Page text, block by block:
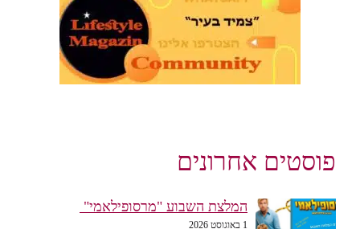
פוסטים אחרונים
המלצת השבוע "מרסופילאמי"
1 באוגוסט 2026